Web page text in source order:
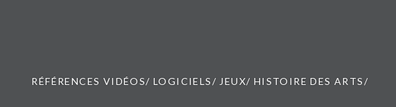
RÉFÉRENCES VIDÉOS/ LOGICIELS/ JEUX/ HISTOIRE DES ARTS/